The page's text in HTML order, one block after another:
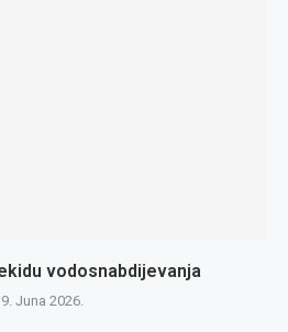
vodosnabdijevanja
9. Juna 2026.